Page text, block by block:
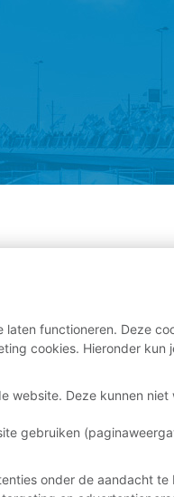
functioneren. Deze
cookies. Hieronder
website. Deze kunnen niet
gebruiken
onder de aandacht